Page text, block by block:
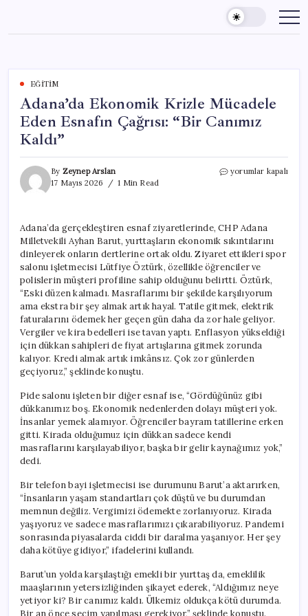
content
EĞITIM
Adana’da Ekonomik Krizle Mücadele
Eden Esnafın Çağrısı: “Bir Canımız
Kaldı”
By Zeynep Arslan
17 Mayıs 2026
1 Min Read
Adana’da
Esnafın
Çağrısı:
“Bir
Canımız
Kaldı”
için
yorumlar kapalı
Adana’da gerçekleştiren esnaf ziyaretlerinde, CHP Adana
Milletvekili Ayhan Barut, yurttaşların ekonomik sıkıntılarını
dinleyerek onların dertlerine ortak oldu. Ziyaret ettikleri spor
salonu işletmecisi Lütfiye Öztürk, özellikle öğrenciler ve
polislerin müşteri profiline sahip olduğunu belirtti. Öztürk,
“Eski düzen kalmadı. Masraflarımı bir şekilde karşılıyorum
ama ekstra bir şey almak artık hayal. Tatile gitmek, elektrik
faturalarını ödemek her geçen gün daha da zor hale geliyor.
Vergiler ve kira bedelleri ise tavan yaptı. Enflasyon yükseldiği
için dükkan sahipleri de fiyat artışlarına gitmek zorunda
kalıyor. Kredi almak artık imkânsız. Çok zor günlerden
geçiyoruz,” şeklinde konuştu.
Pide salonu işleten bir diğer esnaf ise, “Gördüğünüz gibi
dükkanımız boş. Ekonomik nedenlerden dolayı müşteri yok.
İnsanlar yemek alamıyor. Öğrenciler bayram tatillerine erken
gitti. Kirada olduğumuz için dükkan sadece kendi
masraflarını karşılayabiliyor, başka bir gelir kaynağımız yok,”
dedi.
Bir telefon bayi işletmecisi ise durumunu Barut’a aktarırken,
“İnsanların yaşam standartları çok düştü ve bu durumdan
memnun değiliz. Vergimizi ödemekte zorlanıyoruz. Kirada
yaşıyoruz ve sadece masraflarımızı çıkarabiliyoruz. Pandemi
sonrasında piyasalarda ciddi bir daralma yaşanıyor. Her şey
daha kötüye gidiyor,” ifadelerini kullandı.
Barut’un yolda karşılaştığı emekli bir yurttaş da, emeklilik
maaşlarının yetersizliğinden şikayet ederek, “Aldığımız neye
yetiyor ki? Bir canımız kaldı. Ülkemiz oldukça kötü durumda.
Bir an önce seçim yapılması gerekiyor,” şeklinde konuştu.